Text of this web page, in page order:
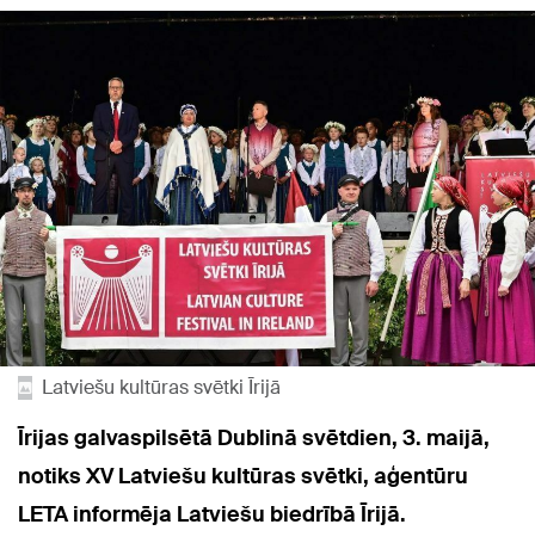
Latviešu kultūras svētki Īrijā
Īrijas galvaspilsētā Dublinā svētdien, 3. maijā,
notiks XV Latviešu kultūras svētki, aģentūru
LETA informēja Latviešu biedrībā Īrijā.